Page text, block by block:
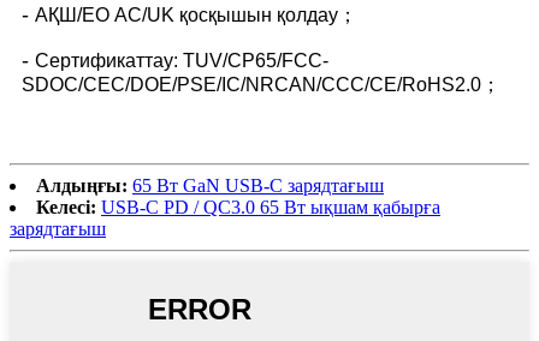
- АҚШ/ЕО AC/UK қосқышын қолдау；
- Сертификаттау: TUV/CP65/FCC-
SDOC/CEC/DOE/PSE/IC/NRCAN/CCC/CE/RoHS2.0；
Алдыңғы: 65 Вт GaN USB-C зарядтағыш
Келесі: USB-C PD / QC3.0 65 Вт ықшам қабырға
зарядтағыш